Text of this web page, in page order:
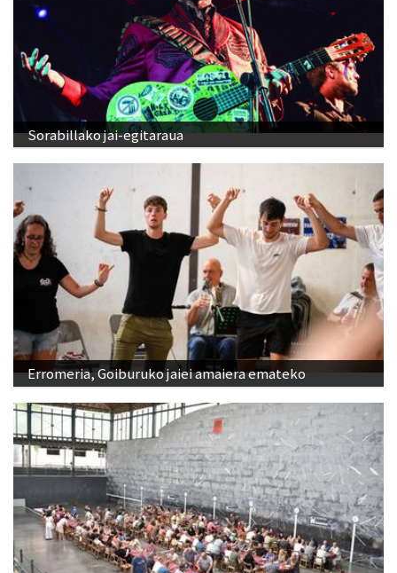
Sorabillako jai-egitaraua
Erromeria, Goiburuko jaiei amaiera emateko